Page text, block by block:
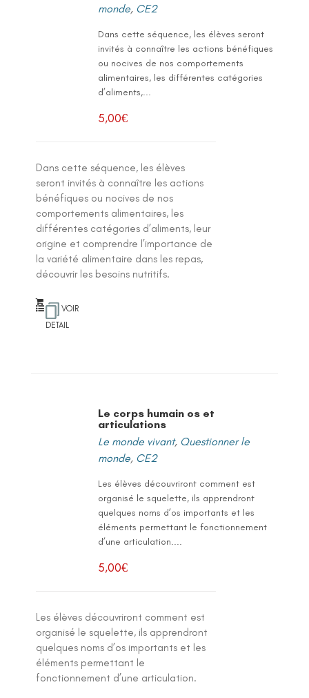
monde, CE2
Dans cette séquence, les élèves seront
invités à connaître les actions bénéfiques
ou nocives de nos comportements
alimentaires, les différentes catégories
d’aliments,...
5,00€
Dans cette séquence, les élèves
seront invités à connaître les actions
bénéfiques ou nocives de nos
comportements alimentaires, les
différentes catégories d’aliments, leur
origine et comprendre l’importance de
la variété alimentaire dans les repas,
découvrir les besoins nutritifs.
VOIR
DETAIL
Le corps humain os et
articulations
Le monde vivant, Questionner le
monde, CE2
Les élèves découvriront comment est
organisé le squelette, ils apprendront
quelques noms d’os importants et les
éléments permettant le fonctionnement
d’une articulation....
5,00€
Les élèves découvriront comment est
organisé le squelette, ils apprendront
quelques noms d’os importants et les
éléments permettant le
fonctionnement d’une articulation.